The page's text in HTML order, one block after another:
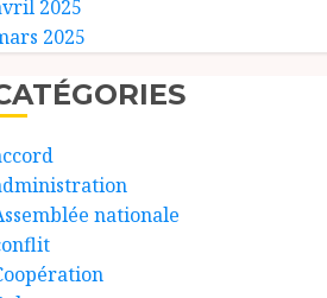
2025
2025
nationale